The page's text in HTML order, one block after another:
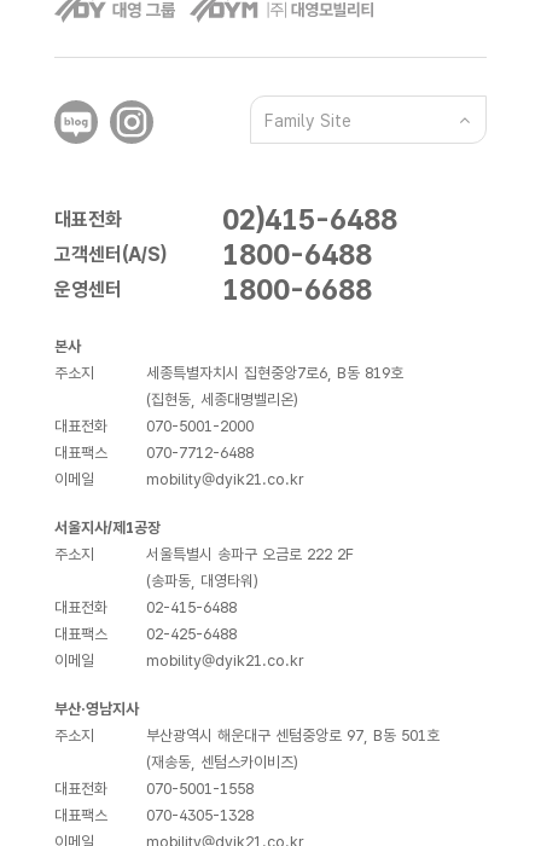
Family Site
대표전화 02)415-6488
고객센터(A/S) 1800-6488
운영센터 1800-6688
본사
주소지
세종특별자치시 집현중앙7로6, B동 819호
(집현동, 세종대명벨리온)
대표전화
070-5001-2000
대표팩스
070-7712-6488
이메일
mobility@dyik21.co.kr
서울지사/제1공장
주소지
서울특별시 송파구 오금로 222 2F
(송파동, 대영타워)
대표전화
02-415-6488
대표팩스
02-425-6488
이메일
mobility@dyik21.co.kr
부산·영남지사
주소지
부산광역시 해운대구 센텀중앙로 97, B동 501호
(재송동, 센텀스카이비즈)
대표전화
070-5001-1558
대표팩스
070-4305-1328
이메일
mobility@dyik21.co.kr